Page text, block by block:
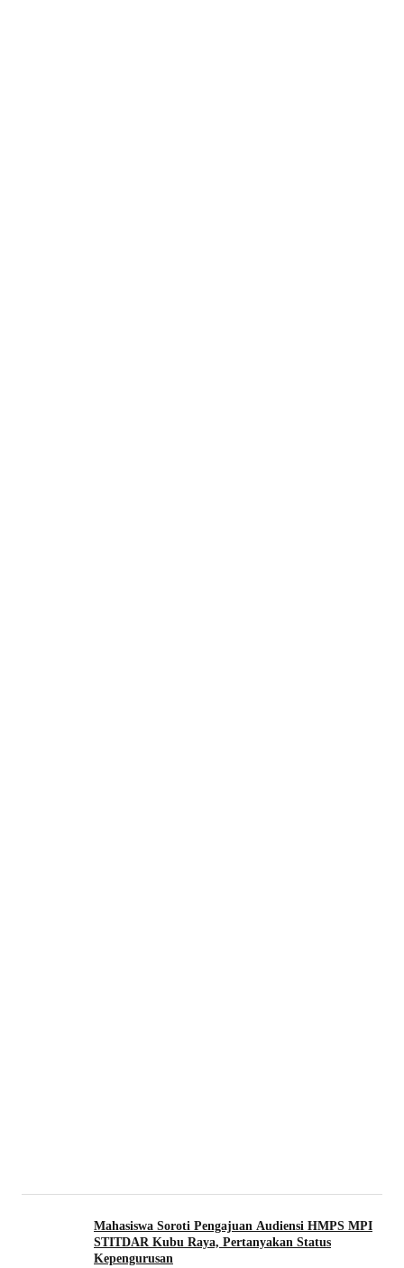
Mahasiswa Soroti Pengajuan Audiensi HMPS MPI
STITDAR Kubu Raya, Pertanyakan Status
Kepengurusan